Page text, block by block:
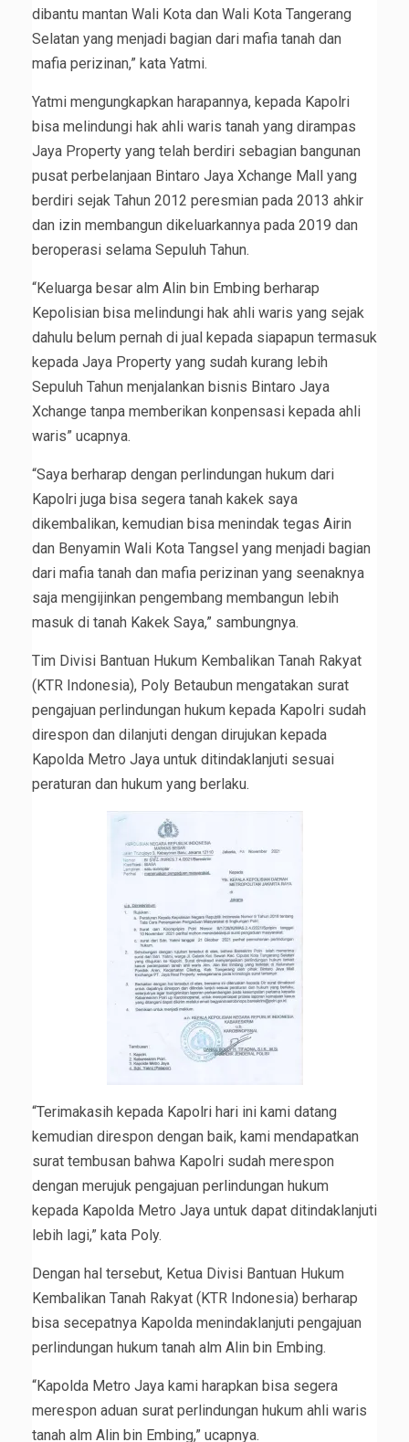
dibantu mantan Wali Kota dan Wali Kota Tangerang
Selatan yang menjadi bagian dari mafia tanah dan
mafia perizinan,” kata Yatmi.
Yatmi mengungkapkan harapannya, kepada Kapolri
bisa melindungi hak ahli waris tanah yang dirampas
Jaya Property yang telah berdiri sebagian bangunan
pusat perbelanjaan Bintaro Jaya Xchange Mall yang
berdiri sejak Tahun 2012 peresmian pada 2013 ahkir
dan izin membangun dikeluarkannya pada 2019 dan
beroperasi selama Sepuluh Tahun.
“Keluarga besar alm Alin bin Embing berharap
Kepolisian bisa melindungi hak ahli waris yang sejak
dahulu belum pernah di jual kepada siapapun termasuk
kepada Jaya Property yang sudah kurang lebih
Sepuluh Tahun menjalankan bisnis Bintaro Jaya
Xchange tanpa memberikan konpensasi kepada ahli
waris” ucapnya.
“Saya berharap dengan perlindungan hukum dari
Kapolri juga bisa segera tanah kakek saya
dikembalikan, kemudian bisa menindak tegas Airin
dan Benyamin Wali Kota Tangsel yang menjadi bagian
dari mafia tanah dan mafia perizinan yang seenaknya
saja mengijinkan pengembang membangun lebih
masuk di tanah Kakek Saya,” sambungnya.
Tim Divisi Bantuan Hukum Kembalikan Tanah Rakyat
(KTR Indonesia), Poly Betaubun mengatakan surat
pengajuan perlindungan hukum kepada Kapolri sudah
direspon dan dilanjuti dengan dirujukan kepada
Kapolda Metro Jaya untuk ditindaklanjuti sesuai
peraturan dan hukum yang berlaku.
“Terimakasih kepada Kapolri hari ini kami datang
kemudian direspon dengan baik, kami mendapatkan
surat tembusan bahwa Kapolri sudah merespon
dengan merujuk pengajuan perlindungan hukum
kepada Kapolda Metro Jaya untuk dapat ditindaklanjuti
lebih lagi,” kata Poly.
Dengan hal tersebut, Ketua Divisi Bantuan Hukum
Kembalikan Tanah Rakyat (KTR Indonesia) berharap
bisa secepatnya Kapolda menindaklanjuti pengajuan
perlindungan hukum tanah alm Alin bin Embing.
“Kapolda Metro Jaya kami harapkan bisa segera
merespon aduan surat perlindungan hukum ahli waris
tanah alm Alin bin Embing,” ucapnya.